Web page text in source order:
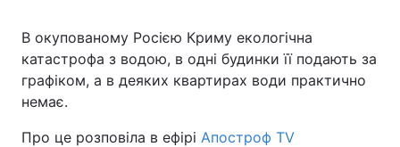
В окупованому Росією Криму екологічна
катастрофа з водою, в одні будинки її подають за
графіком, а в деяких квартирах води практично
немає.
Про це розповіла в ефірі Апостроф TV